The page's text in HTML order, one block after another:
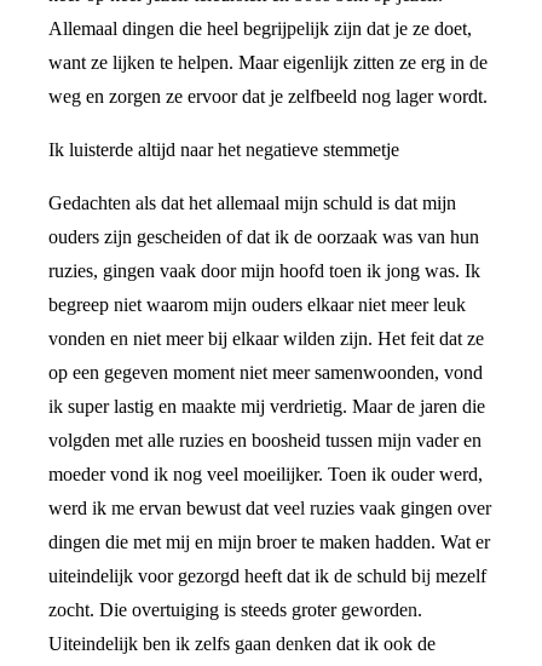
Allemaal dingen die heel begrijpelijk zijn dat je ze doet,
want ze lijken te helpen. Maar eigenlijk zitten ze erg in de
weg en zorgen ze ervoor dat je zelfbeeld nog lager wordt.
Ik luisterde altijd naar het negatieve stemmetje
Gedachten als dat het allemaal mijn schuld is dat mijn
ouders zijn gescheiden of dat ik de oorzaak was van hun
ruzies, gingen vaak door mijn hoofd toen ik jong was. Ik
begreep niet waarom mijn ouders elkaar niet meer leuk
vonden en niet meer bij elkaar wilden zijn. Het feit dat ze
op een gegeven moment niet meer samenwoonden, vond
ik super lastig en maakte mij verdrietig. Maar de jaren die
volgden met alle ruzies en boosheid tussen mijn vader en
moeder vond ik nog veel moeilijker. Toen ik ouder werd,
werd ik me ervan bewust dat veel ruzies vaak gingen over
dingen die met mij en mijn broer te maken hadden. Wat er
uiteindelijk voor gezorgd heeft dat ik de schuld bij mezelf
zocht. Die overtuiging is steeds groter geworden.
Uiteindelijk ben ik zelfs gaan denken dat ik ook de